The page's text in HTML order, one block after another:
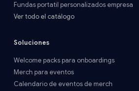
Fundas portatil personalizados empresa
Ver todo el catálogo
Soluciones
Welcome packs para onboardings
Merch para eventos
Calendario de eventos de merch